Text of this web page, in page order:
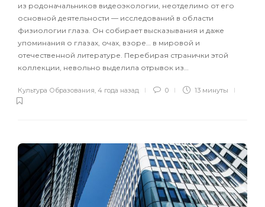
из родоначальников видеоэкологии, неотделимо от его
основной деятельности — исследований в области
физиологии глаза. Он собирает высказывания и даже
упоминания о глазах, очах, взоре… в мировой и
отечественной литературе. Перебирая странички этой
коллекции, невольно выделила отрывок из…
Культура Образования 4 года назад 0 13 минуты